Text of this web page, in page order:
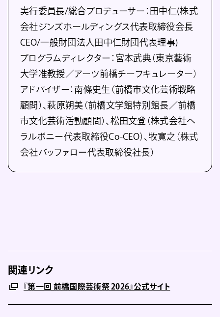
実⾏委員⻑/総合プロデューサー：⽥中仁(株式
会社ジンズホールディングス代表取締役会⻑
CEO/⼀般財団法人⽥中仁財団代表理事)
プログラムディレクター：宮本武典（東京藝術
⼤学准教授／アーツ前橋チーフキュレーター）
アドバイザー：南條史⽣（前橋市文化芸術戦略
顧問）、萩原朔美（前橋文学館特別館⻑／前橋
市文化芸術活動顧問）、松⽥文登（株式会社ヘ
ラルボニー代表取締役Co-CEO）、牧寛之（株式
会社バッファロー代表取締役社⻑）
関連リンク
『第⼀回 前橋国際芸術祭 2026』公式サイト